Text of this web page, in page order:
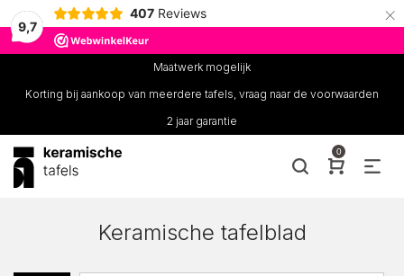
9,7
407 Reviews ×
Maatwerk mogelijk
Korting bij aankoop van meerdere tafels, vraag naar de voorwaarden
2 jaar garantie
0
Keramische tafelblad